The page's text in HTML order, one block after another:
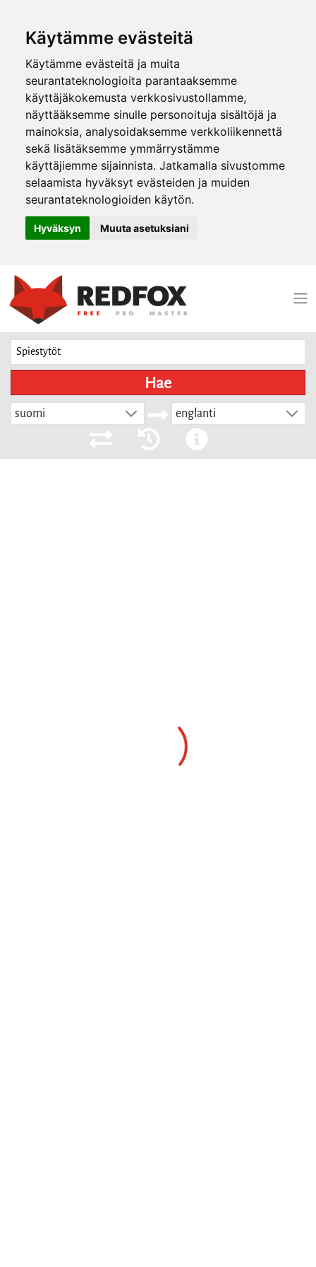
Käytämme evästeitä
Käytämme evästeitä ja muita
seurantateknologioita parantaaksemme
käyttäjäkokemusta verkkosivustollamme,
näyttääksemme sinulle personoituja sisältöjä ja
mainoksia, analysoidaksemme verkkoliikennettä
sekä lisätäksemme ymmärrystämme
käyttäjiemme sijainnista. Jatkamalla sivustomme
selaamista hyväksyt evästeiden ja muiden
seurantateknologioiden käytön.
Hyväksyn Muuta asetuksiani
Hae
suomi englanti